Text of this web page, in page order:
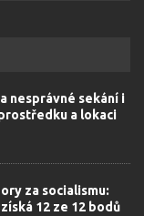
nesprávné sekání i
a lokaci
za socialismu:
12 ze 12 bodů